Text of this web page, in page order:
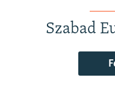
Szabad